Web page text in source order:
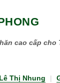
cao cấp cho
Thị Nhung |